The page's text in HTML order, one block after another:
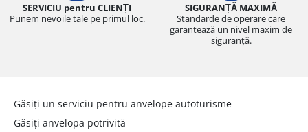
SERVICIU pentru CLIENȚI
Punem nevoile tale pe primul loc.
SIGURANȚĂ MAXIMĂ
Standarde de operare care
garantează un nivel maxim de
siguranță.
Găsiți un serviciu pentru anvelope autoturisme
Găsiți anvelopa potrivită